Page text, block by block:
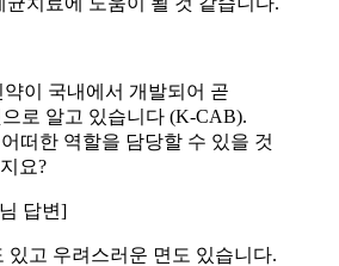
이 국내에서 개발되어 곧
으로 알고 있습니다 (K-CAB).
떠한 역할을 담당할 수 있을 것
요?
답변]
있고 우려스러운 면도 있습니다.